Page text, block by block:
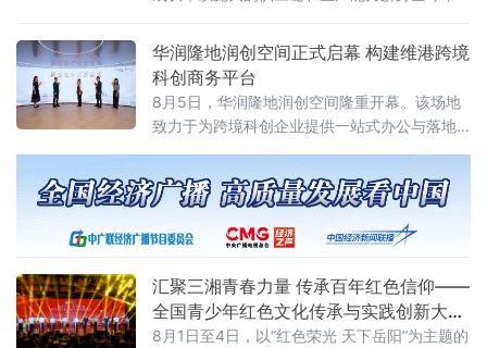
消费需求分化、渠道模式重构、全球市场重新
布局。企业需要回答的问题从“能不能造出来”转
向“能不能形成品牌、能不能走向全球、能不能
持续增长”。
华润隆地润创空间正式启幕 构建维港跨境
科创商务平台
8月5日，华润隆地润创空间隆重开幕。该场地
致力于为跨境科创企业提供一站式办公与落地
地政策咨询、商务社群链接等多元服务，搭建
维港畔高质量跨境科创商务生态。3
汇聚三湘青春力量 传承百年红色信仰——
全国青少年红色文化传承与实践创新大赛
湖南省赛在岳阳举办
8月1日至4日，以“红色荣光 天下岳阳”为主题的